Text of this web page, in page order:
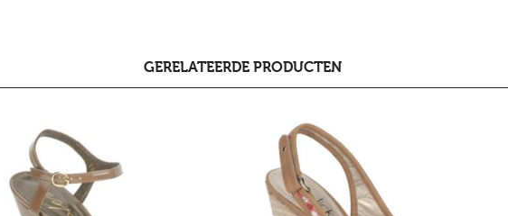
GERELATEERDE PRODUCTEN